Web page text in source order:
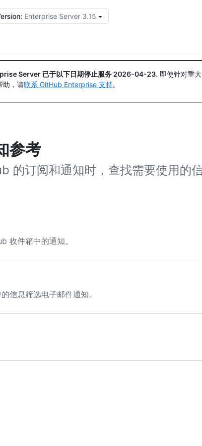
Enterprise Server 3.15
Server 已于以下日期停止服务 2026-04-23. 即使针对重
助，请联系 GitHub Enterprise 支持。
参考
的订阅和通知时，查找需要使用的信
收件箱中的通知。
信息筛选电子邮件通知。